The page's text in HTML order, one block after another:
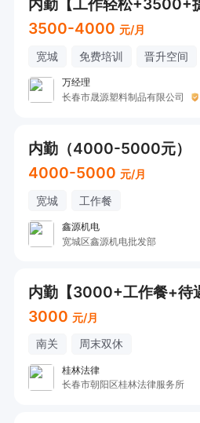
内勤【工作轻松+3500+
3500-4000 元/月
宽城 免费培训 晋升空间
万经理
长春市晟源塑料制品有限公司
内勤（4000-5000元）
4000-5000 元/月
宽城 工作餐
鑫源机电
宽城区鑫源机电批发部
内勤【3000+工作餐+待
3000 元/月
南关 周末双休
桂林法律
长春市朝阳区桂林法律服务所